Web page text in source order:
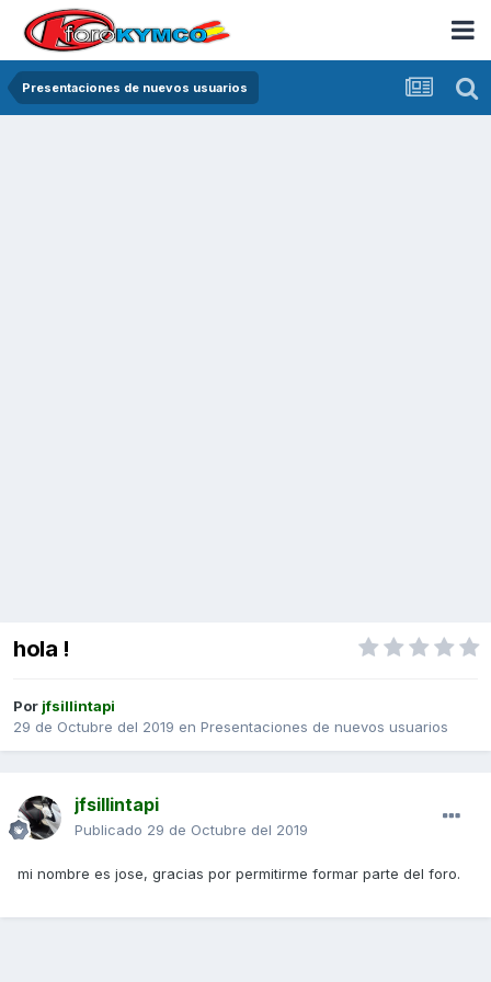
Presentaciones de nuevos usuarios
hola !
Por jfsillintapi
29 de Octubre del 2019 en Presentaciones de nuevos usuarios
jfsillintapi
Publicado 29 de Octubre del 2019
mi nombre es jose, gracias por permitirme formar parte del foro.